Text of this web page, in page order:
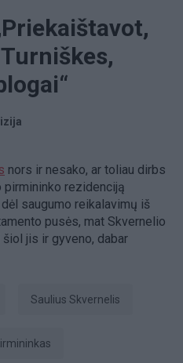
nors ir nesako, ar toliau dirbs
pirmininko rezidenciją
saugumo reikalavimų iš
pusės, mat Skvernelio
jis ir gyveno, dabar
Saulius Skvernelis